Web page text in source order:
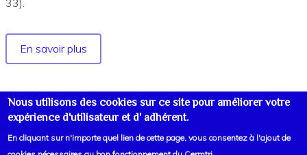
Nous utilisons des cookies sur ce site pour améliorer votre
expérience d'utilisateur et d' adhérent.
En cliquant sur n'importe quel lien de cette page, vous consentez à l'ajout de
33).
En savoir plus
Année